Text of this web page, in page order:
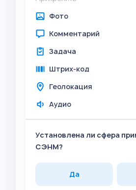
Фото
Комментарий
Задача
Штрих-код
Геолокация
Аудио
Установлена ли сфера
СЭНМ?
Да